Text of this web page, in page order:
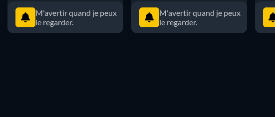
M'avertir quand je peux
le regarder.
M'avertir quand je peux
le regarder.